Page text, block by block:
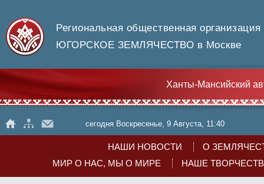
Региональная общественная организация
ЮГОРСКОЕ ЗЕМЛЯЧЕСТВО в Москве
Ханты-Мансийский
сегодня Воскресенье, 9 Августа, 11:40
НАШИ НОВОСТИ
О
МИР О НАС, МЫ О МИРЕ
НАШЕ